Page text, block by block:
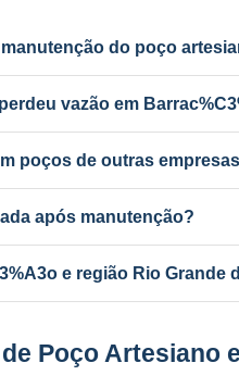
do poço
industrial) e a cada 2 anos
vazão em
por ferro e manganês,
poços de outras
manutenção de qualquer poço
após manutenção?
com mudança de
e região Rio Grande
responsável e equipe própria
Poço Artesiano